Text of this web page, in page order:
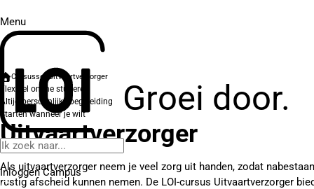
Menu
Groei door.
Inloggen Campus
Cursussen Uitvaartverzorger
Flexibel online studeren
Altijd persoonlijke begeleiding
Starten wanneer je wilt
Uitvaartverzorger
Als uitvaartverzorger neem je veel zorg uit handen, zodat
rustig afscheid kunnen nemen. De LOI-cursus Uitvaartverzorger